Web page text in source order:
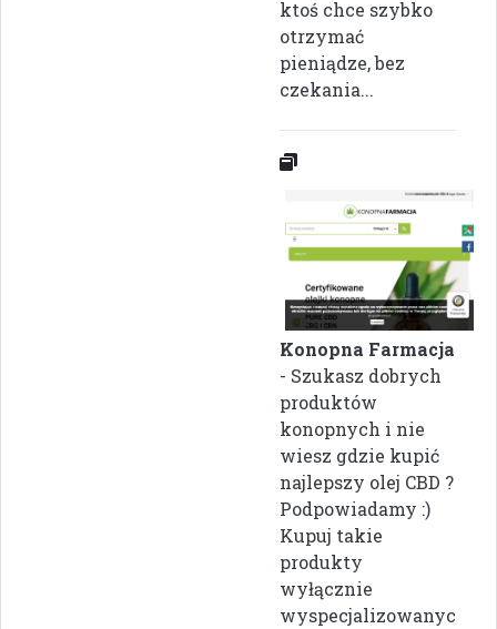
ktoś chce szybko
otrzymać
pieniądze, bez
czekania...
Konopna Farmacja
- Szukasz dobrych
produktów
konopnych i nie
wiesz gdzie kupić
najlepszy olej CBD ?
Podpowiadamy :)
Kupuj takie
produkty
wyłącznie
wyspecjalizowanyc